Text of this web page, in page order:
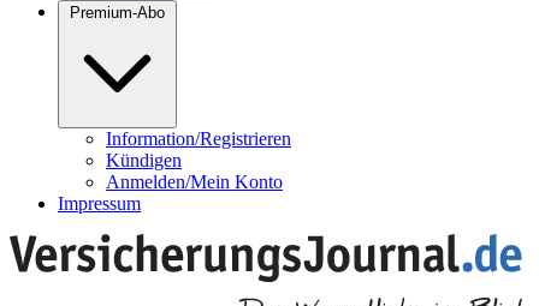
Premium-Abo
Information/Registrieren
Kündigen
Anmelden/Mein Konto
Impressum